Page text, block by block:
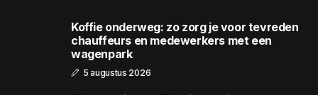
Koffie onderweg: zo zorg je voor tevreden
chauffeurs en medewerkers met een
wagenpark
5 augustus 2026